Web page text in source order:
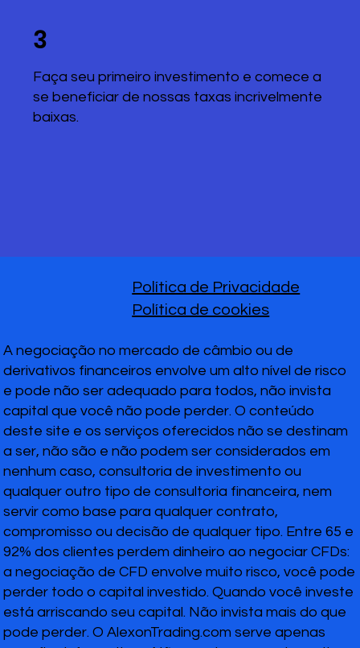
3
Faça seu primeiro investimento e comece a
se beneficiar de nossas taxas incrivelmente
baixas.
A negociação no mercado de câmbio ou de
derivativos financeiros envolve um alto nível de risco
e pode não ser adequado para todos, não invista
capital que você não pode perder. O conteúdo
deste site e os serviços oferecidos não se destinam
a ser, não são e não podem ser considerados em
nenhum caso, consultoria de investimento ou
qualquer outro tipo de consultoria financeira, nem
servir como base para qualquer contrato,
compromisso ou decisão de qualquer tipo. Entre 65 e
92% dos clientes perdem dinheiro ao negociar CFDs:
a negociação de CFD envolve muito risco, você pode
perder todo o capital investido. Quando você investe
está arriscando seu capital. Não invista mais do que
pode perder. O AlexonTrading.com serve apenas
Política de Privacidade
Política de cookies